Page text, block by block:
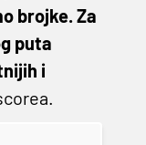
brojke. Za
puta
i